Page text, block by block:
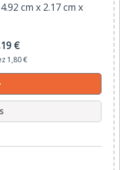
cm x 2.17 cm x
€
1,80 €